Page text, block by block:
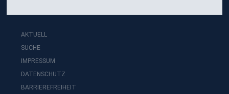
AKTUELL
SUCHE
IMPRESSUM
DATENSCHUTZ
BARRIEREFREIHEIT